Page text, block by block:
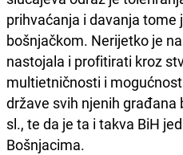
prihvaćanja i davanja
bošnjačkom. Nerijetko je
nastojala i profitirati kroz
multietničnosti i
države svih njenih građana
sl., te da je ta i takva BiH
Bošnjacima.